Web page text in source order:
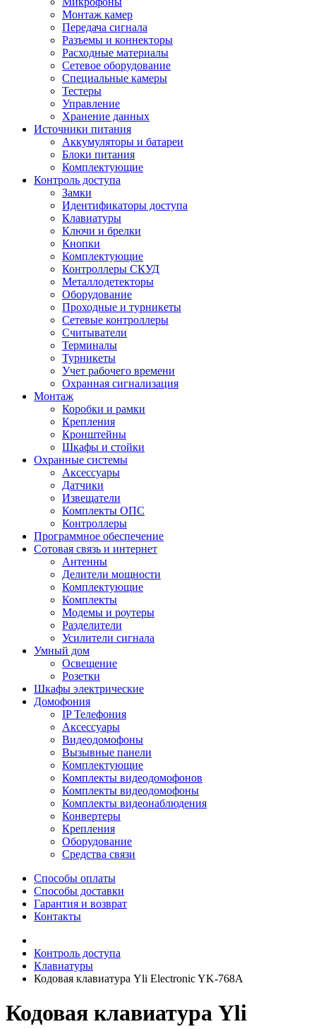
Монтаж камер
Передача сигнала
Разъемы и коннекторы
Расходные материалы
Сетевое оборудование
Специальные камеры
Тестеры
Управление
Хранение данных
Источники питания
Аккумуляторы и батареи
Блоки питания
Комплектующие
Контроль доступа
Замки
Идентификаторы доступа
Клавиатуры
Ключи и брелки
Кнопки
Комплектующие
Контроллеры СКУД
Металлодетекторы
Оборудование
Проходные и турникеты
Сетевые контроллеры
Считыватели
Терминалы
Турникеты
Учет рабочего времени
Охранная сигнализация
Монтаж
Коробки и рамки
Крепления
Кронштейны
Шкафы и стойки
Охранные системы
Аксессуары
Датчики
Извещатели
Комплекты ОПС
Контроллеры
Программное обеспечение
Сотовая связь и интернет
Антенны
Делители мощности
Комплектующие
Комплекты
Модемы и роутеры
Разделители
Усилители сигнала
Умный дом
Освещение
Розетки
Шкафы электрические
Домофония
IP Телефония
Аксессуары
Видеодомофоны
Вызывные панели
Комплектующие
Комплекты видеодомофонов
Комплекты видеодомофоны
Комплекты видеонаблюдения
Конвертеры
Крепления
Оборудование
Средства связи
Способы оплаты
Способы доставки
Гарантия и возврат
Контакты
Контроль доступа
Клавиатуры
Кодовая клавиатура Yli Electronic YK-768A
Кодовая клавиатура Yli